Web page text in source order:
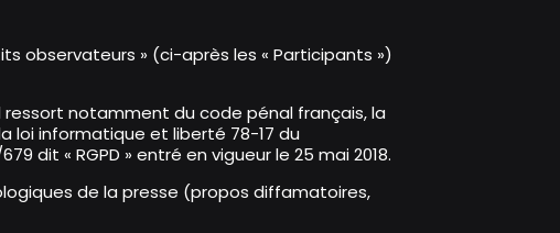
observateurs » (ci-après les « Participants »)
ressort notamment du code pénal français, la
loi informatique et liberté 78-17 du
dit « RGPD » entré en vigueur le 25 mai 2018.
de la presse (propos diffamatoires,